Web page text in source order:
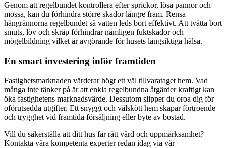
Genom att regelbundet kontrollera efter sprickor, lösa pannor och
mossa, kan du förhindra större skador längre fram. Rensa
hängrännorna regelbundet så vatten leds bort effektivt. Att tvätta bort
smuts, löv och skräp förhindrar nämligen fuktskador och
mögelbildning vilket är avgörande för husets långsiktiga hälsa.
En smart investering inför framtiden
Fastighetsmarknaden värderar högt ett väl tillvarataget hem. Vad
många inte tänker på är att enkla regelbundna åtgärder kraftigt kan
öka fastighetens marknadsvärde. Dessutom slipper du oroa dig för
oförutsedda utgifter. Ett snyggt och välskött hem skapar förtroende
och trygghet vid framtida försäljning eller byte av bostad.
Vill du säkerställa att ditt hus får rätt vård och uppmärksamhet?
Kontakta våra kompetenta experter redan idag via vår